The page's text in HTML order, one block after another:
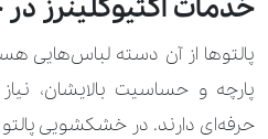
چمدان بزرگ
چمدان کوچک و کابینی
چمدان متوسط
خدمات اکتیوکلینرز
پالتوها از آن دسته
پارچه و حساسیت بالایشان،
حرفه‌ای دارند. در خشکشویی پالتو